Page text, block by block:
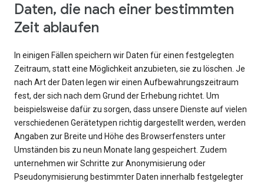
Daten, die nach einer bestimmten
Zeit ablaufen
In einigen Fällen speichern wir Daten für einen festgelegten
Zeitraum, statt eine Möglichkeit anzubieten, sie zu löschen. Je
nach Art der Daten legen wir einen Aufbewahrungszeitraum
fest, der sich nach dem Grund der Erhebung richtet. Um
beispielsweise dafür zu sorgen, dass unsere Dienste auf vielen
verschiedenen Gerätetypen richtig dargestellt werden, werden
Angaben zur Breite und Höhe des Browserfensters unter
Umständen bis zu neun Monate lang gespeichert. Zudem
unternehmen wir Schritte zur Anonymisierung oder
Pseudonymisierung bestimmter Daten innerhalb festgelegter